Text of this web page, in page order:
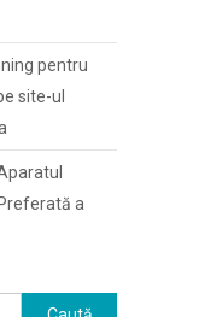
pentru
site-ul
a
Caută